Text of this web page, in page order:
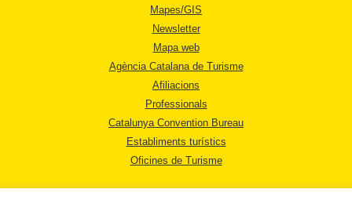
Mapes/GIS
Newsletter
Mapa web
Agència Catalana de Turisme
Afiliacions
Professionals
Catalunya Convention Bureau
Establiments turístics
Oficines de Turisme